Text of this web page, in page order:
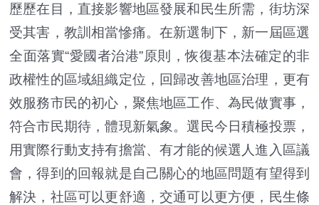
歷歷在目，直接影響地區發展和民生所需，街坊深
受其害，教訓相當慘痛。在新選制下，新一屆區選
全面落實“愛國者治港”原則，恢復基本法確定的非
政權性的區域組織定位，回歸改善地區治理，更有
效服務市民的初心，聚焦地區工作、為民做實事，
符合市民期待，體現新氣象。選民今日積極投票，
用實際行動支持有擔當、有才能的候選人進入區議
會，得到的回報就是自己關心的地區問題有望得到
解決，社區可以更舒適，交通可以更方便，民生條